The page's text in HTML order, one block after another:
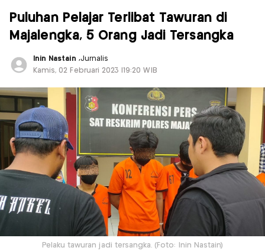
Puluhan Pelajar Terlibat Tawuran di
Majalengka, 5 Orang Jadi Tersangka
Inin Nastain ,Jurnalis
Kamis, 02 Februari 2023 |19:20 WIB
Pelaku tawuran jadi tersangka. (Foto: Inin Nastain)